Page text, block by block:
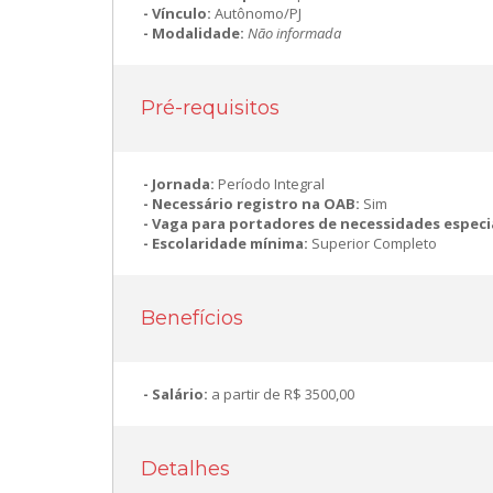
Vínculo: Autônomo/PJ
Modalidade: Não informada
Pré-requisitos
Jornada: Período Integral
Necessário registro na OAB: Sim
Vaga para portadores de necessidades
Escolaridade mínima: Superior Completo
Benefícios
Salário: a partir de R$ 3500,00
Detalhes